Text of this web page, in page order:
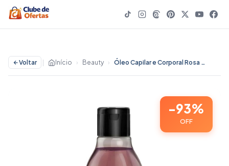
Voltar Início › Beauty › Óleo Capilar e Corporal Rosa Mosqueta Farmax 100ml - 93% OFF | Beauty
-93%
OFF